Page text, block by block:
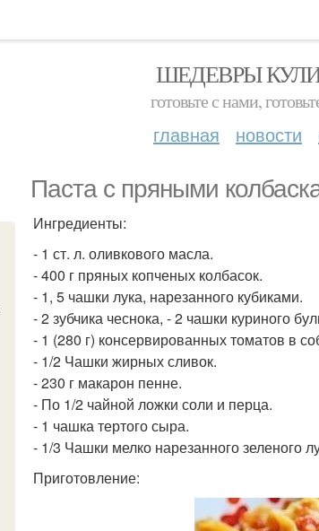
ШЕДЕВРЫ
готовьте с нами,
главная новости
Паста с пряными
Ингредиенты:
- 1 ст. л. оливкового масла.
- 400 г пряных копченых колбасок.
- 1, 5 чашки лука, нарезанного кубиками.
- 2 зубчика чеснока, - 2 чашки куриного
- 1 (280 г) консервированных томатов в
- 1/2 Чашки жирных сливок.
- 230 г макарон пенне.
- По 1/2 чайной ложки соли и перца.
- 1 чашка тертого сыра.
- 1/3 Чашки мелко нарезанного зеленого
Приготовление: